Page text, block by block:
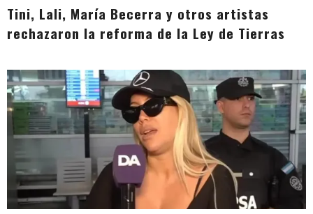
Tini, Lali, María Becerra y otros artistas
rechazaron la reforma de la Ley de Tierras